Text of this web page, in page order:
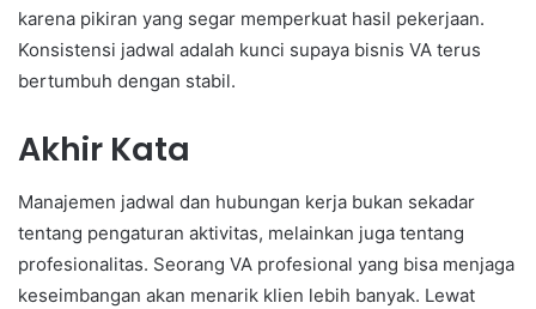
karena pikiran yang segar memperkuat hasil pekerjaan.
Konsistensi jadwal adalah kunci supaya bisnis VA terus
bertumbuh dengan stabil.
Akhir Kata
Manajemen jadwal dan hubungan kerja bukan sekadar
tentang pengaturan aktivitas, melainkan juga tentang
profesionalitas. Seorang VA profesional yang bisa menjaga
keseimbangan akan menarik klien lebih banyak. Lewat